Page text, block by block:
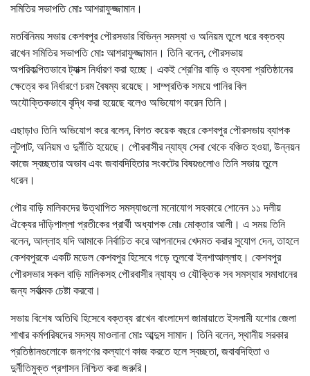
সমিতির সভাপতি মোঃ আশরাফুজ্জামান।
মতবিনিময় সভায় কেশবপুর পৌরসভার বিভিন্ন সমস্যা ও অনিয়ম তুলে ধরে বক্তব্য
রাখেন সমিতির সভাপতি মোঃ আশরাফুজ্জামান। তিনি বলেন, পৌরসভায়
অপরিকল্পিতভাবে ট্যাক্স নির্ধারণ করা হচ্ছে। একই শ্রেণির বাড়ি ও ব্যবসা প্রতিষ্ঠানের
ক্ষেত্রে কর নির্ধারণে চরম বৈষম্য রয়েছে। সাম্প্রতিক সময়ে পানির বিল
অযৌক্তিকভাবে বৃদ্ধি করা হয়েছে বলেও অভিযোগ করেন তিনি।
এছাড়াও তিনি অভিযোগ করে বলেন, বিগত কয়েক বছরে কেশবপুর পৌরসভায় ব্যাপক
লুটপাট, অনিয়ম ও দুর্নীতি হয়েছে। পৌরবাসীর ন্যায্য সেবা থেকে বঞ্চিত হওয়া, উন্নয়ন
কাজে স্বচ্ছতার অভাব এবং জবাবদিহিতার সংকটের বিষয়গুলোও তিনি সভায় তুলে
ধরেন।
পৌর বাড়ি মালিকদের উত্থাপিত সমস্যাগুলো মনোযোগ সহকারে শোনেন ১১ দলীয়
ঐক্যের দাঁড়িপাল্লা প্রতীকের প্রার্থী অধ্যাপক মোঃ মোক্তার আলী। এ সময় তিনি
বলেন, আল্লাহ যদি আমাকে নির্বাচিত করে আপনাদের খেদমত করার সুযোগ দেন, তাহলে
কেশবপুরকে একটি মডেল কেশবপুর হিসেবে গড়ে তুলবো ইনশাআল্লাহ। কেশবপুর
পৌরসভার সকল বাড়ি মালিকসহ পৌরবাসীর ন্যায্য ও যৌক্তিক সব সমস্যার সমাধানের
জন্য সর্বাত্মক চেষ্টা করবো।
সভায় বিশেষ অতিথি হিসেবে বক্তব্য রাখেন বাংলাদেশ জামায়াতে ইসলামী যশোর জেলা
শাখার কর্মপরিষদের সদস্য মাওলানা মোঃ আব্দুস সামাদ। তিনি বলেন, স্থানীয় সরকার
প্রতিষ্ঠানগুলোকে জনগণের কল্যাণে কাজ করতে হলে স্বচ্ছতা, জবাবদিহিতা ও
দুর্নীতিমুক্ত প্রশাসন নিশ্চিত করা জরুরি।